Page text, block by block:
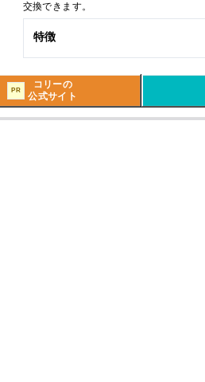
交換できます。
特徴
PR
コリーの
公式サイト